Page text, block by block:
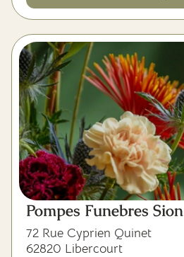
Pompes Funebres Sion
72 Rue Cyprien Quinet
62820 Libercourt